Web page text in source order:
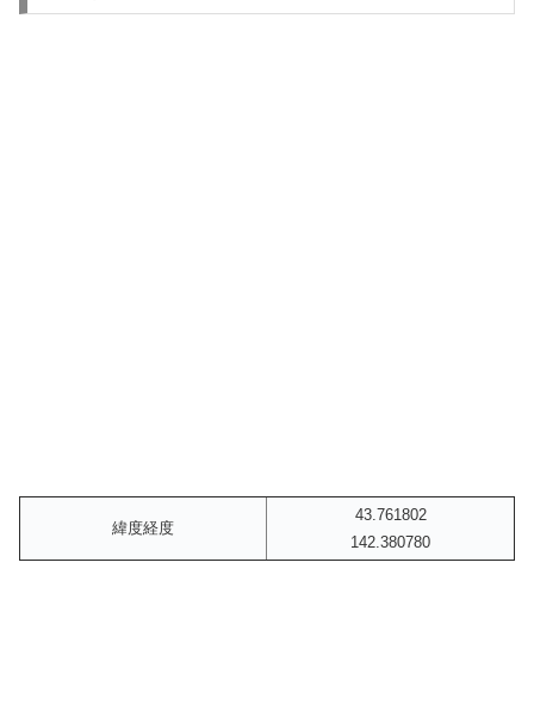
緯度経度
43.761802
142.380780